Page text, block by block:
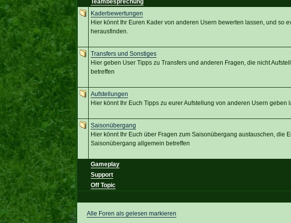
Teambesprechung
Kaderbewertungen
Hier könnt Ihr Euren Kader von anderen Usern bewerten lassen, und so
herausfinden.
Transfers und Sonstiges
Hier geben User Tipps zu Transfers und anderen Fragen, die nicht
betreffen
Aufstellungen
Hier könnt Ihr Euch Tipps zu eurer Aufstellung von anderen Usern geben
Saisonübergang
Hier könnt Ihr Euch über Fragen zum Saisonübergang austauschen, die
Saisonübergang allgemein betreffen
Gameplay
Support
Off Topic
Alle Foren als gelesen markieren